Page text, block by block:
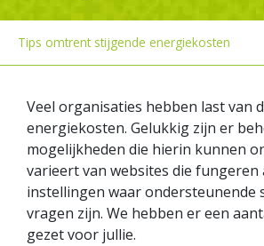
Tips omtrent stijgende energiekosten
Veel organisaties hebben last van
energiekosten. Gelukkig zijn er
mogelijkheden die hierin kunnen
varieert van websites die fungeren
instellingen waar ondersteunende
vragen zijn. We hebben er een
gezet voor jullie.